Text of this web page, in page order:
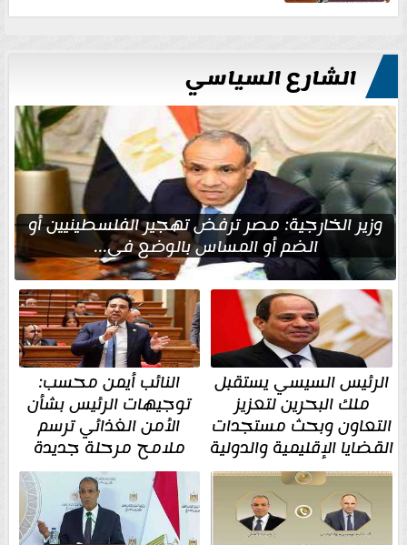
الشارع السياسي
وزير الخارجية: مصر ترفض تهجير الفلسطينيين أو
الضم أو المساس بالوضع في...
الرئيس السيسي يستقبل
ملك البحرين لتعزيز
التعاون وبحث مستجدات
القضايا الإقليمية والدولية
النائب أيمن محسب:
توجيهات الرئيس بشأن
الأمن الغذائي ترسم
ملامح مرحلة جديدة